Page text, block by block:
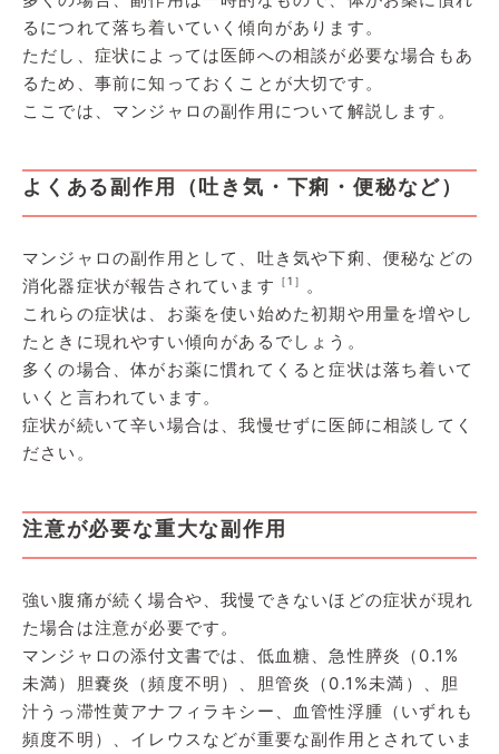
るにつれて落ち着いていく傾向があります。
ただし、症状によっては医師への相談が必要な場合もあ
るため、事前に知っておくことが大切です。
ここでは、マンジャロの副作用について解説します。
よくある副作用（吐き気・下痢・便秘など）
マンジャロの副作用として、吐き気や下痢、便秘などの
消化器症状が報告されています
［1］ 。
これらの症状は、お薬を使い始めた初期や用量を増やし
たときに現れやすい傾向があるでしょう。
多くの場合、体がお薬に慣れてくると症状は落ち着いて
いくと言われています。
症状が続いて辛い場合は、我慢せずに医師に相談してく
ださい。
注意が必要な重大な副作用
強い腹痛が続く場合や、我慢できないほどの症状が現れ
た場合は注意が必要です。
マンジャロの添付文書では、低血糖、急性膵炎（0.1%
未満）胆嚢炎（頻度不明）、胆管炎（0.1%未満）、胆
汁うっ滞性黄アナフィラキシー、血管性浮腫（いずれも
頻度不明）、イレウスなどが重要な副作用とされていま